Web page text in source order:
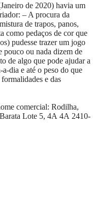
de 2020) havia um
– A procura da
de trapos, panos,
como pedaços de cor que
pudesse trazer um jogo
pouco ou nada dizem de
de algo que pode ajudar a
dia e até o peso do que
e das
comercial: Rodilha,
Lote 5, 4A 4A 2410-